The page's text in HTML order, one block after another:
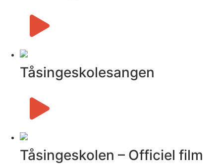
Tåsingeskolesangen
Tåsingeskolen – Officiel film